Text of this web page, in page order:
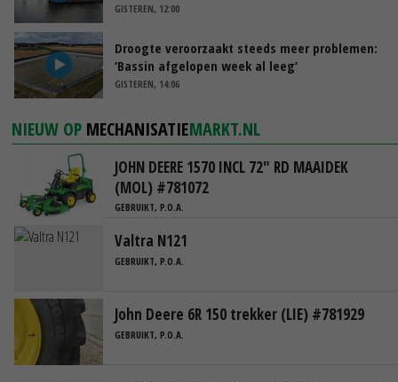
GISTEREN, 12:00
Droogte veroorzaakt steeds meer problemen:
‘Bassin afgelopen week al leeg’
GISTEREN, 14:06
NIEUW OP MECHANISATIEMARKT.NL
JOHN DEERE 1570 INCL 72" RD MAAIDEK
(MOL) #781072
GEBRUIKT, P.O.A.
Valtra N121
GEBRUIKT, P.O.A.
John Deere 6R 150 trekker (LIE) #781929
GEBRUIKT, P.O.A.